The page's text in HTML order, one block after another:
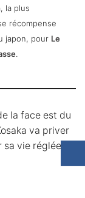
la plus
récompense
japon, pour Le
.
la face est du
va priver
vie réglée de